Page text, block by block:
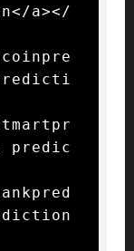
a></
predic